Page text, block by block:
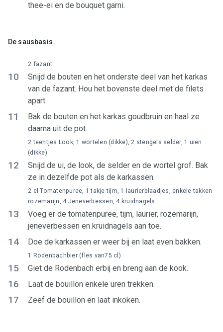
thee-ei en de bouquet garni.
De sausbasis
10
Snijd de bouten en het onderste deel van het karkas
van de fazant. Hou het bovenste deel met de filets
apart.
2 fazant
11
Bak de bouten en het karkas goudbruin en haal ze
daarna uit de pot.
12
Snijd de ui, de look, de selder en de wortel grof. Bak
ze in dezelfde pot als de karkassen.
2 teentjes Look, 1 wortelen (dikke), 2 stengels selder, 1 uien
(dikke)
13
Voeg er de tomatenpuree, tijm, laurier, rozemarijn,
jeneverbessen en kruidnagels aan toe.
2 el Tomatenpuree, 1 takje tijm, 1 laurierblaadjes, enkele takken
rozemarijn, 4 Jeneverbessen, 4 kruidnagels
14 Doe de karkassen er weer bij en laat even bakken.
15 Giet de Rodenbach erbij en breng aan de kook.
1 Rodenbachbier (fles van75 cl)
16 Laat de bouillon enkele uren trekken.
17 Zeef de bouillon en laat inkoken.